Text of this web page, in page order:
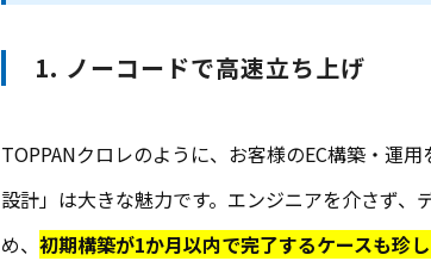
1. ノーコードで高速立ち上げ
TOPPANクロレのように、お客様のEC構築・運
設計」は大きな魅力です。エンジニアを介さず
め、 初期構築が1か月以内で完了するケースも珍